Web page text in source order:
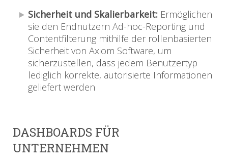
Sicherheit und Skalierbarkeit: Ermöglichen
sie den Endnutzern Ad-hoc-Reporting und
Contentfilterung mithilfe der rollenbasierten
Sicherheit von Axiom Software, um
sicherzustellen, dass jedem Benutzertyp
lediglich korrekte, autorisierte Informationen
geliefert werden
DASHBOARDS FÜR
UNTERNEHMEN